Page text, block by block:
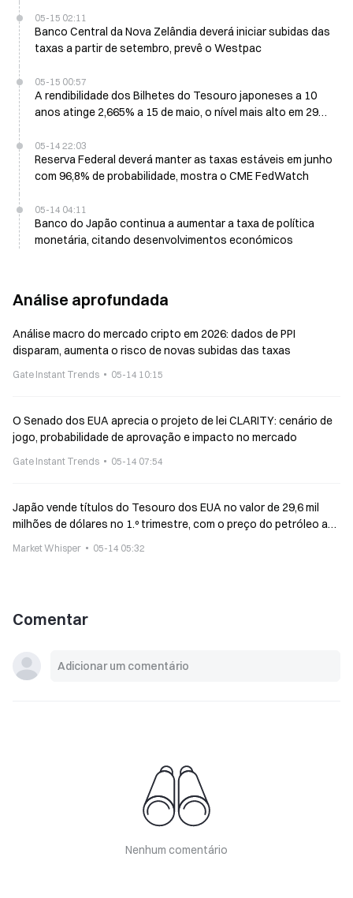
05-15 02:11
Banco Central da Nova Zelândia deverá iniciar subidas das
taxas a partir de setembro, prevê o Westpac
05-15 00:57
A rendibilidade dos Bilhetes do Tesouro japoneses a 10
anos atinge 2,665% a 15 de maio, o nível mais alto em 29
05-14 22:03
Reserva Federal deverá manter as taxas estáveis em junho
com 96,8% de probabilidade, mostra o CME FedWatch
05-14 04:11
Banco do Japão continua a aumentar a taxa de política
monetária, citando desenvolvimentos económicos
Análise aprofundada
Análise macro do mercado cripto em 2026: dados de PPI
disparam, aumenta o risco de novas subidas das taxas
Gate Instant Trends 05-14 10:15
O Senado dos EUA aprecia o projeto de lei CLARITY: cenário de
jogo, probabilidade de aprovação e impacto no mercado
Gate Instant Trends 05-14 07:54
Japão vende títulos do Tesouro dos EUA no valor de 29,6 mil
milhões de dólares no 1.º trimestre, com o preço do petróleo a
Market Whisper 05-14 05:32
Comentar
Nenhum comentário